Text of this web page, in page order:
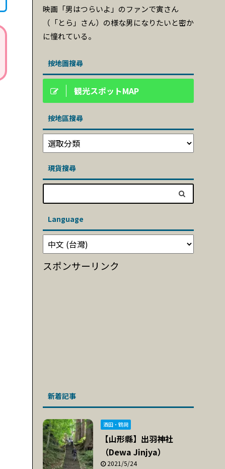
映画「男はつらいよ」のファンで寅さん
（「とら」さん）の様な男になりたいと密か
に憧れている。
按地圖搜尋
観光スポットMAP
按地區搜尋
現貨搜尋
Language
スポンサーリンク
新着記事
酒田・鶴岡
【山形縣】出羽神社
（Dewa Jinjya）
2021/5/24